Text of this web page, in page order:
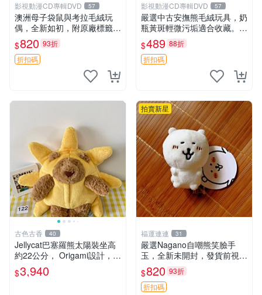
影視動漫CD專輯DVD 57
澳洲母子袋鼠與考拉毛絨玩
偶，全新如初，附原廠標籤，
手感極軟，適合贈送親朋好
友。袋鼠與考拉正版，精緻尺
寸，適合作為收藏或家飾擺
設，增添暖意。 母子、袋
$820 93折
折扣碼
影視動漫CD專輯DVD 57
嚴選中古安撫熊毛絨玩具，奶
瓶黃斑輕微污垢適合收藏。默
認兩日發貨，全國快遞隨機派
送。 成色如圖可放心購買，
輕微瑕疵和臟污不影響使用。
安撫熊 中古玩偶 毛
$489 88折
折扣碼
古色古香 40
Jellycat巴塞羅熊太陽裝坐高
約22公分， Origami設計，來
自越南。嚴選 Recommendat
ion！巴塞羅、 Origami熊、J
$3,940
拍賣新星
福運連連 31
嚴選Nagano自嘲熊笑臉手
玉，全新未開封，發貨前視頻
確認，海南 廣西 貴州 嚴選N
agano自嘲熊笑臉手玉，全新
未開封，發貨前視頻確認，四
$820 93折
折扣碼